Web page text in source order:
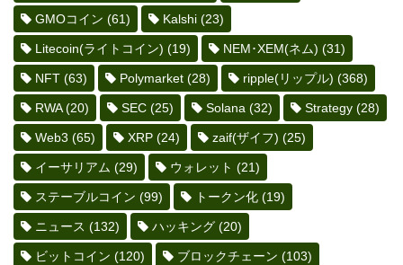
GMOコイン (61) Kalshi (23)
Litecoin(ライトコイン) (19) NEM･XEM(ネム) (31)
NFT (63) Polymarket (28) ripple(リップル) (368)
RWA(20) SEC (25) Solana (32) Strategy (28)
Web3 (65) XRP (24) zaif(ザイフ) (25)
イーサリアム (29) ウォレット (21)
ステーブルコイン (99) トークン化 (19)
ニュース (132) ハッキング (20)
ビットコイン (120) ブロックチェーン (103)